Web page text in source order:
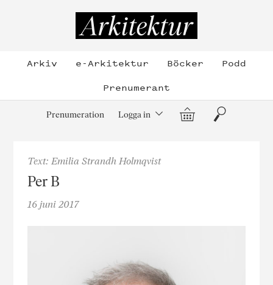
Arkiv e-Arkitektur Böcker
Podd
Prenumerant
Prenumeration Logga in Varukorg
Sök
Text: Emilia Strandh Holmqvist
Per B
16 juni 2017